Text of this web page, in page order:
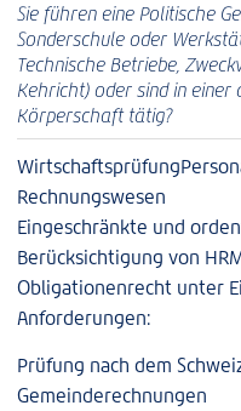
Sie führen eine Politische
Sonderschule oder
Technische Betriebe,
Kehricht) oder sind in
Körperschaft tätig?
Wirtschaftsprüfung
Rechnungswesen
Eingeschränkte und
Berücksichtigung von
Obligationenrecht unter
Anforderungen:
Prüfung nach dem
Gemeinderechnungen